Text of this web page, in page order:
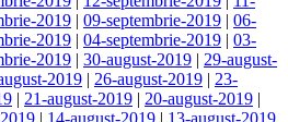
2019 | 09-septembrie-2019 | 06-
2019 | 04-septembrie-2019 | 03-
2019 | 30-august-2019 | 29-august-
2019 | 26-august-2019 | 23-
| 21-august-2019 | 20-august-2019 |